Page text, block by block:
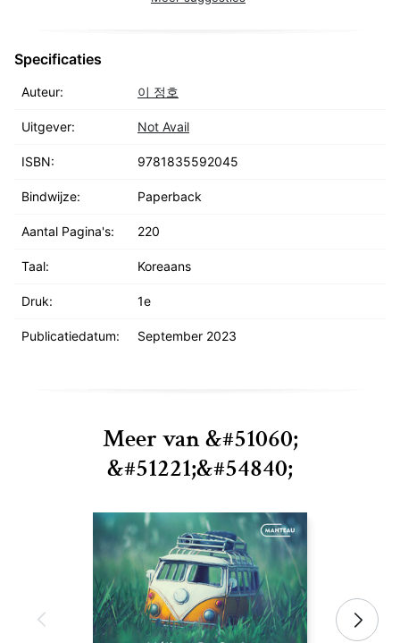
Specificaties
Auteur: 이 정호
Uitgever: Not Avail
ISBN: 9781835592045
Bindwijze: Paperback
Aantal Pagina's: 220
Taal: Koreaans
Druk: 1e
Publicatiedatum: September 2023
Meer van &#51060;
&#51221;&#54840;